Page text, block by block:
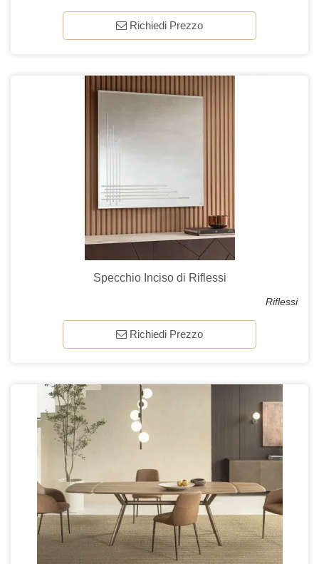
Richiedi Prezzo
Specchio Inciso di Riflessi
Riflessi
Richiedi Prezzo